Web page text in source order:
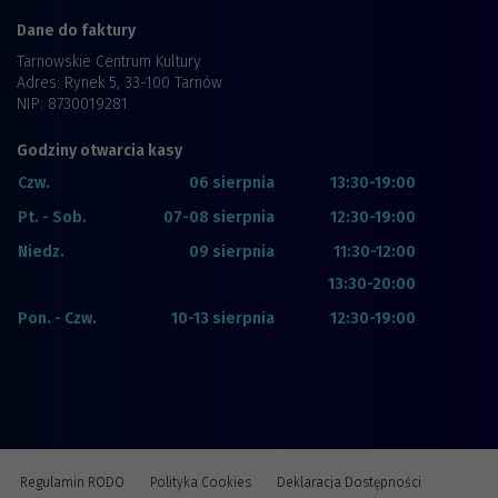
Dane do faktury
Tarnowskie Centrum Kultury
Adres: Rynek 5, 33-100 Tarnów
NIP: 8730019281
Godziny otwarcia kasy
Czw.
06 sierpnia
13:30-19:00
Pt. - Sob.
07-08 sierpnia
12:30-19:00
Niedz.
09 sierpnia
11:30-12:00
13:30-20:00
Pon. - Czw.
10-13 sierpnia 12:30-19:00
Regulamin RODO Polityka Cookies Deklaracja Dostępności